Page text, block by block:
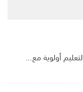
أولوية مع…